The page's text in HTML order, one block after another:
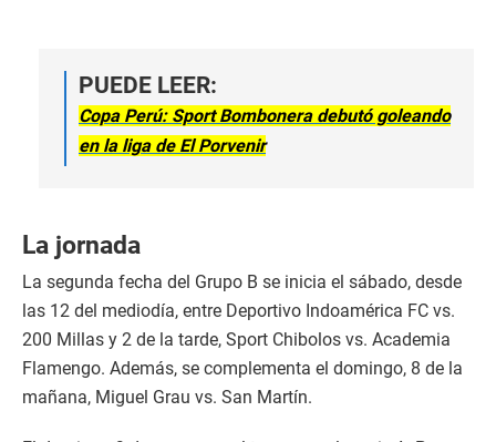
PUEDE LEER:
Copa Perú: Sport Bombonera debutó goleando
en la liga de El Porvenir
La jornada
La segunda fecha del Grupo B se inicia el sábado, desde
las 12 del mediodía, entre Deportivo Indoamérica FC vs.
200 Millas y 2 de la tarde, Sport Chibolos vs. Academia
Flamengo. Además, se complementa el domingo, 8 de la
mañana, Miguel Grau vs. San Martín.